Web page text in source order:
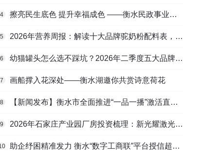
4 擦亮民生底色 提升幸福成色 ——衡水民政事业高质量发展综述
5 2026年营养周报：解读十大品牌驼奶粉配料表，识别纯驼乳与益生元
6 幼猫罐头怎么选不踩坑？2026年二季度五大品牌肠胃适配营养安全
7 画船撑入花深处——衡水湖邀你共赏诗意荷花
8 【新闻发布】衡水市全面推进“一品一播”激活直播电商发展新动能
9 2026年石家庄产业园厂房投资梳理：新光耀激光科技谷等项目盘点
助企纾困精准发力 衡水“数字工商联”平台授信超165亿元